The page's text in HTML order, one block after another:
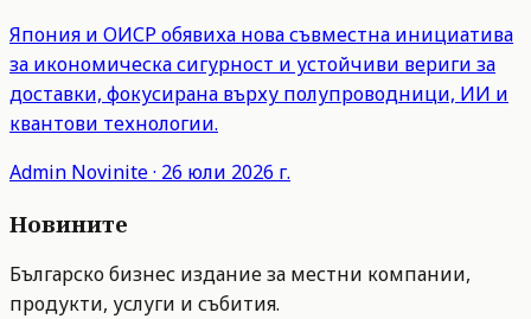
Япония и ОИСР обявиха нова съвместна инициатива
за икономическа сигурност и устойчиви вериги за
доставки, фокусирана върху полупроводници, ИИ и
квантови технологии.
Admin Novinite· 26 юли 2026 г.
Новините
Българско бизнес издание за местни компании,
продукти, услуги и събития.